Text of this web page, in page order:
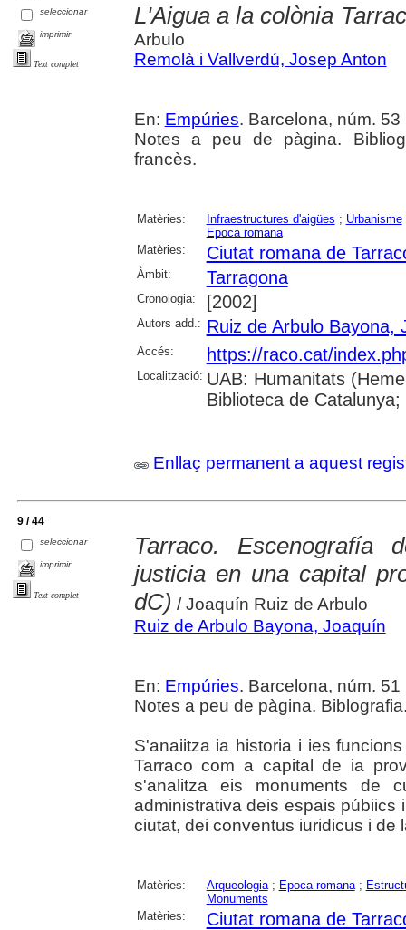
seleccionar
imprimir
Text complet
L'Aigua a la colònia
Arbulo
Remolà i Vallverdú, Josep Anton
En: Empúries. Barcelona, núm.
Notes a peu de pàgina.
francès.
Matèries: Infraestructures d'aigües ; Urbanisme
Epoca romana
Matèries:
Ciutat romana de
Àmbit: Tarragona
Cronologia: [2002]
Autors add.: Ruiz de Arbulo Bayona,
Accés: https://raco.cat/
Localització: UAB: Humanitats
Biblioteca de
Enllaç permanent a aquest
9 / 44
seleccionar
imprimir
Text complet
Tarraco. Escenografía
justicia en una capital
dC) / Joaquín Ruiz de Arbulo
Ruiz de Arbulo Bayona, Joaquín
En: Empúries. Barcelona, núm.
Notes a peu de pàgina.
S'anaiitza ia historia i ies
Tarraco com a capital de ia
s'analitza eis monuments de
administrativa deis espais púbiics
ciutat, dei conventus iuridicus i de
Matèries: Arqueologia; Epoca romana;
Monuments
Matèries:
Ciutat romana de